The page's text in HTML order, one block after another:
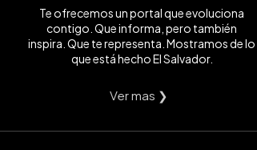
Te ofrecemos un portal que evoluciona
contigo. Que informa, pero también
inspira. Que te representa. Mostramos de lo
que está hecho El Salvador.
Ver mas ❯